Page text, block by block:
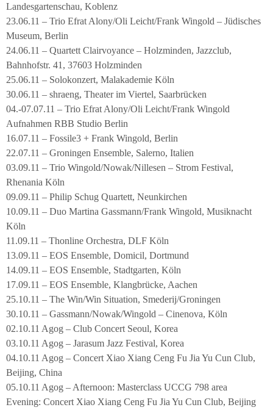
Landesgartenschau, Koblenz
23.06.11 – Trio Efrat Alony/Oli Leicht/Frank Wingold – Jüdisches
Museum, Berlin
24.06.11 – Quartett Clairvoyance – Holzminden, Jazzclub,
Bahnhofstr. 41, 37603 Holzminden
25.06.11 – Solokonzert, Malakademie Köln
30.06.11 – shraeng, Theater im Viertel, Saarbrücken
04.-07.07.11 – Trio Efrat Alony/Oli Leicht/Frank Wingold
Aufnahmen RBB Studio Berlin
16.07.11 – Fossile3 + Frank Wingold, Berlin
22.07.11 – Groningen Ensemble, Salerno, Italien
03.09.11 – Trio Wingold/Nowak/Nillesen – Strom Festival,
Rhenania Köln
09.09.11 – Philip Schug Quartett, Neunkirchen
10.09.11 – Duo Martina Gassmann/Frank Wingold, Musiknacht
Köln
11.09.11 – Thonline Orchestra, DLF Köln
13.09.11 – EOS Ensemble, Domicil, Dortmund
14.09.11 – EOS Ensemble, Stadtgarten, Köln
17.09.11 – EOS Ensemble, Klangbrücke, Aachen
25.10.11 – The Win/Win Situation, Smederij/Groningen
30.10.11 – Gassmann/Nowak/Wingold – Cinenova, Köln
02.10.11 Agog – Club Concert Seoul, Korea
03.10.11 Agog – Jarasum Jazz Festival, Korea
04.10.11 Agog – Concert Xiao Xiang Ceng Fu Jia Yu Cun Club,
Beijing, China
05.10.11 Agog – Afternoon: Masterclass UCCG 798 area
Evening: Concert Xiao Xiang Ceng Fu Jia Yu Cun Club, Beijing